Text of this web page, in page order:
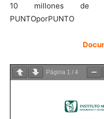
10 millones de
PUNTOporPUNTO
Página 1 / 4